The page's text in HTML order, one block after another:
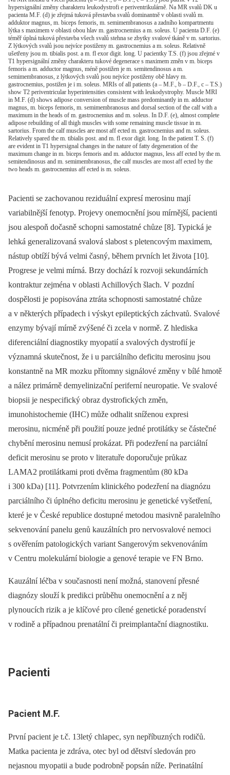
hypersignální změny charakteru leukodystrofi e periventrikulárně. Na MR svalů DK u
pacienta M.F. (d) je zřejmá tuková přestavba svalů dominantně v oblasti svalů m.
adduktor magnus, m. biceps femoris, m. semimembranosus a zadního kompartmentu
lýtka s maximem v oblasti obou hlav m. gastrocnemius a m. soleus. U pacienta D.F. (e)
téměř úplná tuková přestavba všech svalů stehna se zbytky svalové tkáně v m. sartorius.
Z lýtkových svalů jsou nejvíce postiženy m. gastrocnemius a m. soleus. Relativně
ušetřeny jsou m. tibialis post. a m. fl exor digit. long. U pacientky T.S. (f) jsou zřejmé v
T1 hypersignální změny charakteru tukové degenerace s maximem změn v m. biceps
femoris a m. adductor magnus, méně postižen je m. semitendinosus a m.
semimembranosus, z lýtkových svalů jsou nejvíce postiženy obě hlavy m.
gastrocnemius, postižen je i m. soleus. MRIs of all patients (a – M.F., b – D.F., c – T.S.)
show T2 periventricular hyperintensities consistent with leukodystrophy. Muscle MRI
in M.F. (d) shows adipose conversion of muscle mass predominantly in m. adductor
magnus, m. biceps femoris, m. semimembranosus and dorsal section of the calf with a
maximum in the heads of m. gastrocnemius and m. soleus. In D.F. (e), almost complete
adipose rebuilding of all thigh muscles with some remaining muscle tissue in m.
sartorius. From the calf muscles are most aff ected m. gastrocnemius and m. soleus.
Relatively spared the m. tibialis post. and m. fl exor digit. long. In the patient T. S. (f)
are evident in T1 hypersignal changes in the nature of fatty degeneration of the
maximum change in m. biceps femoris and m. adductor magnus, less aff ected by the m.
semitendinosus and m. semimembranosus, the calf muscles are most aff ected by the
two heads m. gastrocnemius aff ected is m. soleus.
Pacienti se zachovanou reziduální expresí merosinu mají
variabilnější fenotyp. Projevy onemocnění jsou mírnější, pacienti
jsou alespoň dočasně schopni samostatné chůze [8]. Typická je
lehká generalizovaná svalová slabost s pletencovým maximem,
nástup obtíží bývá velmi časný, během prvních let života [10].
Progrese je velmi mírná. Brzy dochází k rozvoji sekundárních
kontraktur zejména v oblasti Achillových šlach. V pozdní
dospělosti je popisována ztráta schopnosti samostatné chůze
a v některých případech i výskyt epileptických záchvatů. Svalové
enzymy bývají mírně zvýšené či zcela v normě. Z hlediska
diferenciální diagnostiky myopatií a svalových dystrofií je
významná skutečnost, že i u parciálního deficitu merosinu jsou
konstantně na MR mozku přítomny signálové změny v bílé hmotě
a nález primárně demyelinizační periferní neuropatie. Ve svalové
biopsii je nespecifický obraz dystrofických změn,
imunohistochemie (IHC) může odhalit sníženou expresi
merosinu, nicméně při použití pouze jedné protilátky se částečné
chybění merosinu nemusí prokázat. Při podezření na parciální
deficit merosinu se proto v literatuře doporučuje průkaz
LAMA2 protilátkami proti dvěma fragmentům (80 kDa
i 300 kDa) [11]. Potvrzením klinického podezření na diagnózu
parciálního či úplného deficitu merosinu je genetické vyšetření,
které je v České republice dostupné metodou masivně paralelního
sekvenování panelu genů kauzálních pro nervosvalové nemoci
s ověřením patologických variant Sangerovým sekvenováním
v Centru molekulární biologie a genové terapie ve FN Brno.
Kauzální léčba v současnosti není možná, stanovení přesné
diagnózy slouží k predikci průběhu onemocnění a z něj
plynoucích rizik a je klíčové pro cílené genetické poradenství
v rodině a případnou prenatální či preimplantační diagnostiku.
Pacienti
Pacient M.F.
První pacient je t.č. 13letý chlapec, syn nepříbuzných rodičů.
Matka pacienta je zdráva, otec byl od dětství sledován pro
nejasnou myopatii a bude podrobně popsán níže. Perinatální